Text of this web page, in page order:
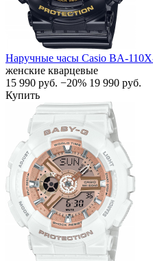
Наручные часы Casio BA-
женские кварцевые
15 990 руб. −20% 19 990 руб.
Купить